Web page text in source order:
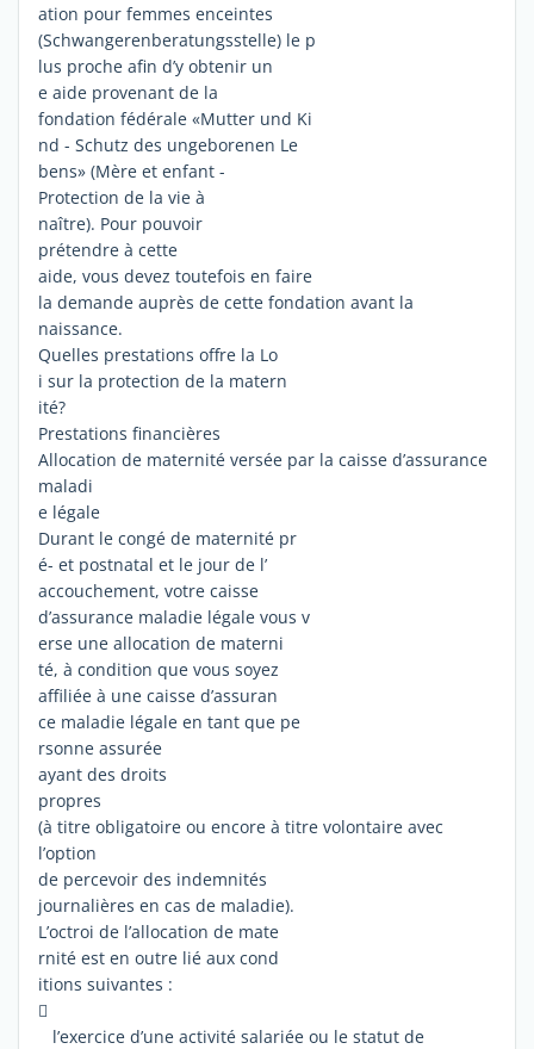
ation pour femmes enceintes
(Schwangerenberatungsstelle) le p
lus proche afin d’y obtenir un
e aide provenant de la
fondation fédérale «Mutter und Ki
nd - Schutz des ungeborenen Le
bens» (Mère et enfant -
Protection de la vie à
naître). Pour pouvoir
prétendre à cette
aide, vous devez toutefois en faire
la demande auprès de cette fondation avant la
naissance.
Quelles prestations offre la Lo
i sur la protection de la matern
ité?
Prestations financières
Allocation de maternité versée par la caisse d’assurance
maladi
e légale
Durant le congé de maternité pr
é- et postnatal et le jour de l’
accouchement, votre caisse
d’assurance maladie légale vous v
erse une allocation de materni
té, à condition que vous soyez
affiliée à une caisse d’assuran
ce maladie légale en tant que pe
rsonne assurée
ayant des droits
propres
(à titre obligatoire ou encore à titre volontaire avec
l’option
de percevoir des indemnités
journalières en cas de maladie).
L’octroi de l’allocation de mate
rnité est en outre lié aux cond
itions suivantes :

l’exercice d’une activité salariée ou le statut de